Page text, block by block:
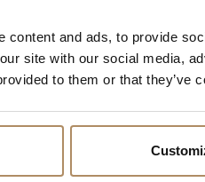
content and ads, to provide
site with our social media,
to them or that
to device
59.3242105
8.4965543
59° 19' 27"